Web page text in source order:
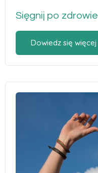
Sięgnij po zdrowie
Dowiedz się więcej